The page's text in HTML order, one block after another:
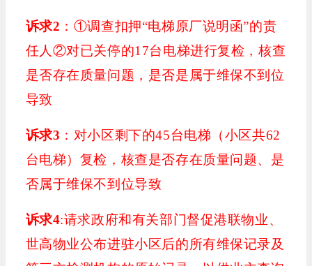
诉求2 ：①调查扣押“电梯原厂说明函”的责
任人②对已关停的17台电梯进行复检，核查
是否存在质量问题，是否是属于维保不到位
导致
诉求3 ：对小区剩下的45台电梯 （小区共62
台电梯）复检，核查是否存在质量问题、是
否属于维保不到位导致
诉求4:请求政府和有关部门督促港联物业、
世高物业公布进驻小区后的所有维保记录及